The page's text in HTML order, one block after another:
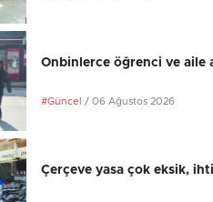
Onbinlerce öğrenci ve aile
#Güncel / 06 Ağustos 2026
Çerçeve yasa çok eksik,